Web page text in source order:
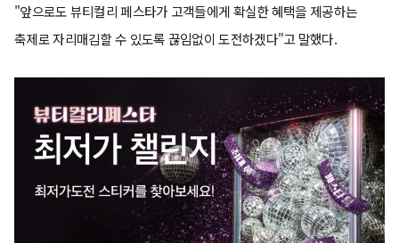
"앞으로도 뷰티컬리 페스타가 고객들에게 확실한 혜택을 제공하는
축제로 자리매김할 수 있도록 끊임없이 도전하겠다"고 말했다.